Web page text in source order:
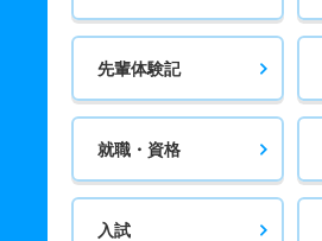
先輩体験記
就職・資格
入試